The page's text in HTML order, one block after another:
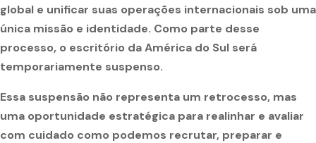
global e unificar suas operações internacionais sob uma
única missão e identidade. Como parte desse
processo, o escritório da América do Sul será
temporariamente suspenso.
Essa suspensão não representa um retrocesso, mas
uma oportunidade estratégica para realinhar e avaliar
com cuidado como podemos recrutar, preparar e